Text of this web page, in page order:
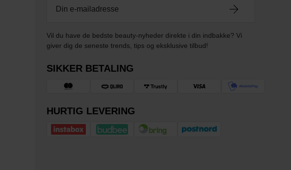
Vil du have de bedste beauty-nyheder direkte i din indbakke? Vi
giver dig de seneste trends, tips og eksklusive tilbud!
SIKKER BETALING
HURTIG LEVERING